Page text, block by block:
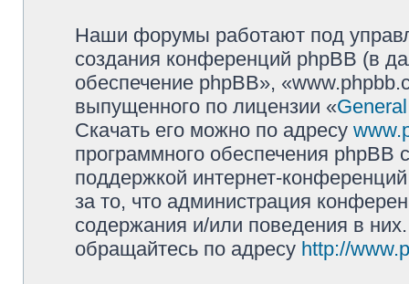
Наши форумы работают под
создания конференций phpBB (в
обеспечение phpBB»,
выпущенного по лицензии «
Скачать его можно по адресу
программного обеспечения phpBB
поддержкой интернет-
за то, что администрация
содержания и/или поведения в
обращайтесь по адресу http://